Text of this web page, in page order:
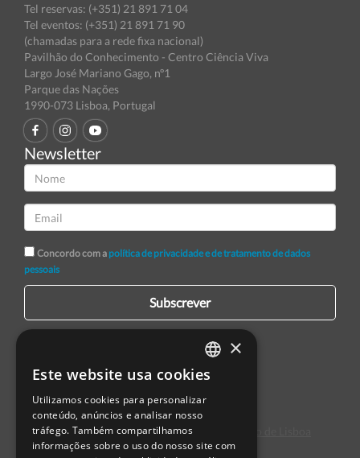
Tel reservas: (+351) 21 891 71 04
Tel eventos: (+351) 21 891 71 90
(chamadas para a rede fixa nacional)
Pavilhão do Conhecimento - Centro Ciência Viva
Largo José Mariano Gago, nº1
Parque das Nações
1990-073 Lisboa, Portugal
Newsletter
Concordo com a política de privacidade e de tratamento de dados
pessoais
Subscrever
Centro de Arbitragem de Conflitos de Consumo de Lisboa
PORTUGUESE
ENGLISH
SPANISH
×
Este website usa cookies
Utilizamos cookies para personalizar
conteúdo, anúncios e analisar nosso
tráfego. Também compartilhamos
informações sobre o uso do nosso site com